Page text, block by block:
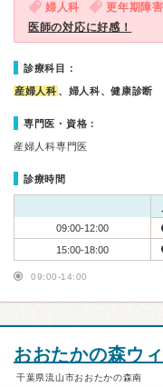
婦人科 更年期障害
医師の対応に好感！
診療科目：
産婦人科 、婦人科、健康診断
専門医・資格：
産婦人科専門医
診療時間
09:00-12:00
15:00-18:00
09:00-14:00
おおたかの森ウ
千葉県流山市おおたかの森南